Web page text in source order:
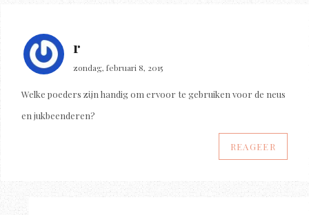
r
zondag, februari 8, 2015
Welke poeders zijn handig om ervoor te gebruiken voor de neus
en jukbeenderen?
REAGEER